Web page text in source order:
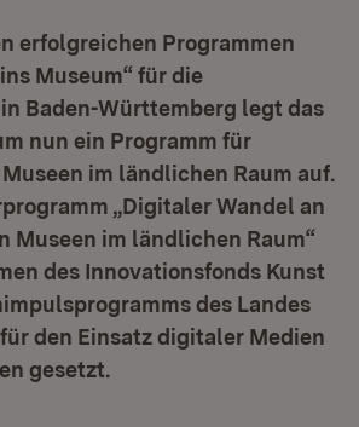
erfolgreichen Programmen
Museum“ für die
Baden-Württemberg legt das
nun ein Programm für
im ländlichen Raum auf.
„Digitaler Wandel an
Museen im ländlichen Raum“
des Innovationsfonds Kunst
des Landes
den Einsatz digitaler Medien
gesetzt.